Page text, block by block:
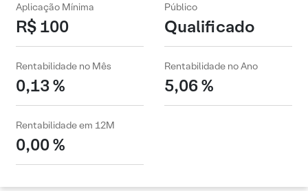
Aplicação Mínima
R$ 100
Público
Qualificado
Rentabilidade no Mês
0,13 %
Rentabilidade no Ano
5,06 %
Rentabilidade em 12M
0,00 %